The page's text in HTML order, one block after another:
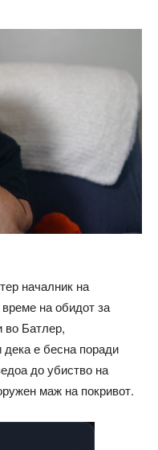
началник на
на обидот за
во Батлер,
дека е бесна поради
до убиство на
маж на покривот.